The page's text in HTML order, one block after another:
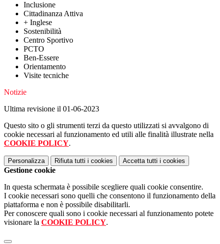
Inclusione
Cittadinanza Attiva
+ Inglese
Sostenibilità
Centro Sportivo
PCTO
Ben-Essere
Orientamento
Visite tecniche
Notizie
Ultima revisione il 01-06-2023
Questo sito o gli strumenti terzi da questo utilizzati si avvalgono di
cookie necessari al funzionamento ed utili alle finalità illustrate nella
COOKIE POLICY.
Personalizza Rifiuta tutti i cookies Accetta tutti i cookies
Gestione cookie
In questa schermata è possibile scegliere quali cookie consentire.
I cookie necessari sono quelli che consentono il funzionamento della
piattaforma e non è possibile disabilitarli.
Per conoscere quali sono i cookie necessari al funzionamento potete
visionare la COOKIE POLICY.